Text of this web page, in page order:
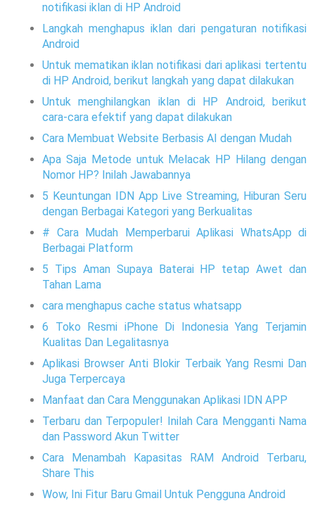
notifikasi iklan di HP Android
Langkah menghapus iklan dari pengaturan notifikasi
Android
Untuk mematikan iklan notifikasi dari aplikasi tertentu
di HP Android, berikut langkah yang dapat dilakukan
Untuk menghilangkan iklan di HP Android, berikut
cara-cara efektif yang dapat dilakukan
Cara Membuat Website Berbasis AI dengan Mudah
Apa Saja Metode untuk Melacak HP Hilang dengan
Nomor HP? Inilah Jawabannya
5 Keuntungan IDN App Live Streaming, Hiburan Seru
dengan Berbagai Kategori yang Berkualitas
# Cara Mudah Memperbarui Aplikasi WhatsApp di
Berbagai Platform
5 Tips Aman Supaya Baterai HP tetap Awet dan
Tahan Lama
cara menghapus cache status whatsapp
6 Toko Resmi iPhone Di Indonesia Yang Terjamin
Kualitas Dan Legalitasnya
Aplikasi Browser Anti Blokir Terbaik Yang Resmi Dan
Juga Terpercaya
Manfaat dan Cara Menggunakan Aplikasi IDN APP
Terbaru dan Terpopuler! Inilah Cara Mengganti Nama
dan Password Akun Twitter
Cara Menambah Kapasitas RAM Android Terbaru,
Share This
Wow, Ini Fitur Baru Gmail Untuk Pengguna Android